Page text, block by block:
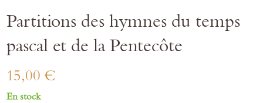
of
images
gallery
Partitions des hymnes du temps
pascal et de la Pentecôte
15,00 €
En stock